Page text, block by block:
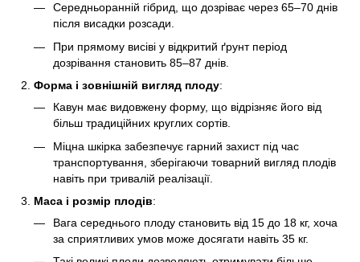
Середньоранній гібрид, що дозріває через 65–70 днів
після висадки розсади.
При прямому висіві у відкритий ґрунт період
дозрівання становить 85–87 днів.
Форма і зовнішній вигляд плоду:
Кавун має видовжену форму, що відрізняє його від
більш традиційних круглих сортів.
Міцна шкірка забезпечує гарний захист під час
транспортування, зберігаючи товарний вигляд плодів
навіть при тривалій реалізації.
Маса і розмір плодів:
Вага середнього плоду становить від 15 до 18 кг, хоча
за сприятливих умов може досягати навіть 35 кг.